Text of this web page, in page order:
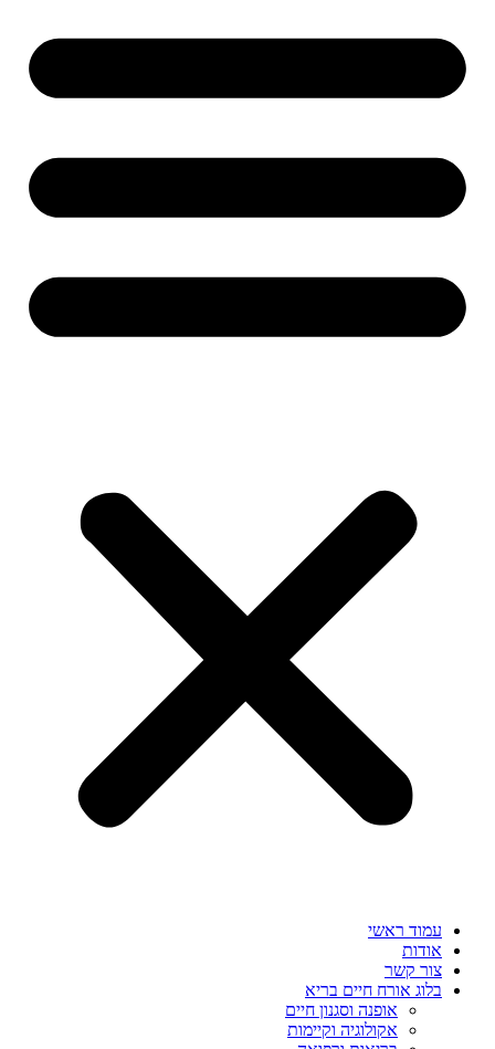
עמוד ראשי
אודות
צור קשר
בלוג אורח חיים בריא
אופנה וסגנון חיים
אקולוגיה וקיימות